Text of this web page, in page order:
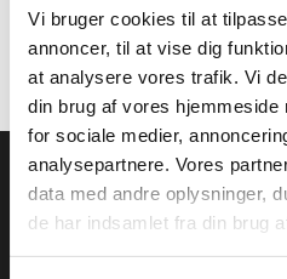
Vi bruger cookies til at
annoncer, til at vise dig
at analysere vores trafik. Vi
din brug af vores hjemmeside
for sociale medier,
analysepartnere. Vores
data med andre oplysninger,
de har indsamlet fra din brug
300g
sukker. Tilsæt 1L kogende
Proces temp: 80C.
Condi ApS
Condi leverer idag et bredt